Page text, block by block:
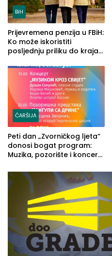
BiH
Prijevremena penzija u FBiH:
Ko može iskoristiti
posljednju priliku do kraja
ČARŠIJA
Peti dan „Zvorničkog ljeta“
donosi bogat program:
Muzika, pozorište i koncert